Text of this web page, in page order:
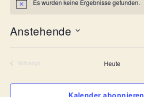
H
w
e
i
Es wurden keine Ergebnisse gefunden.
Anstehende
t
m
Vorherige
Heute
Kalender abonnieren